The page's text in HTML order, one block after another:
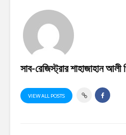
সাব-রেজিস্ট্রার শাহাজাহান
VIEW ALL POSTS